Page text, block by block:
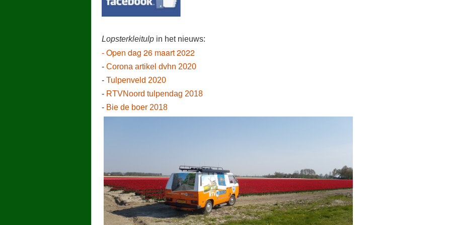
Lopsterkleitulp in het nieuws:
- Open dag 26 maart 2022
- Corona artikel dvhn 2020
- Tulpenveld 2020
- RTVNoord tulpendag 2018
- Bie de boer 2018